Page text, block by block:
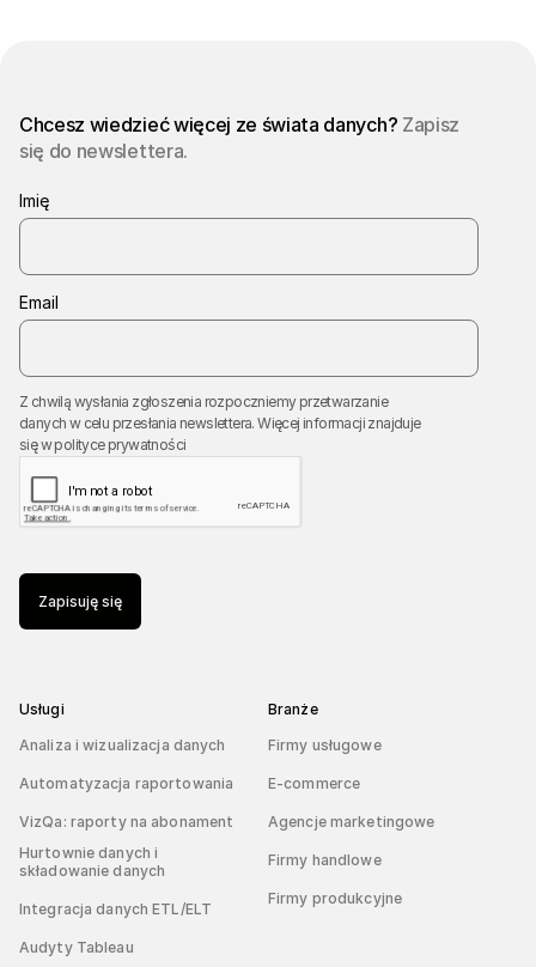
Chcesz wiedzieć więcej ze świata danych? Zapisz
się do newslettera.
Imię
Email
Z chwilą wysłania zgłoszenia rozpoczniemy przetwarzanie
danych w celu przesłania newslettera. Więcej informacji znajduje
się wpolityce prywatności
Zapisuję się
Usługi
Analiza i wizualizacja danych
Automatyzacja raportowania
VizQa: raporty na abonament
Hurtownie danych i
składowanie danych
Integracja danych ETL/ELT
Audyty Tableau
Branże
Firmy usługowe
E-commerce
Agencje marketingowe
Firmy handlowe
Firmy produkcyjne